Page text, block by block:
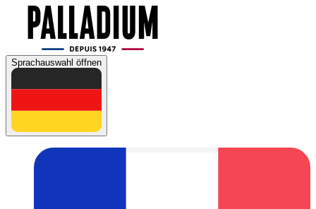
Sprachauswahl öffnen